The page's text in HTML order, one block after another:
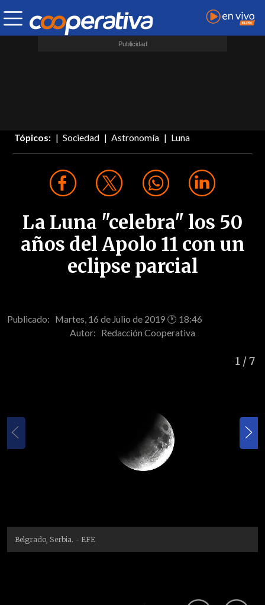
Tópicos: Sociedad Astronomía Luna
La Luna "celebra" los 50
años del Apolo 11 con un
eclipse parcial
Publicado: Martes, 16 de Julio de 2019 🕐 18:46
Autor: Redacción Cooperativa
1 / 7
Belgrado, Serbia. - EFE